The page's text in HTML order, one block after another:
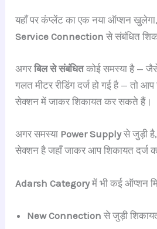
यहाँ पर कंप्लेंट का एक नया ऑप्शन
Service Connection से संबंधित
अगरबिल से संबंधितकोई समस्या है —
गलत मीटर रीडिंग दर्ज हो गई है — तो
सेक्शन में जाकर शिकायत कर सकते हैं।
अगर समस्या Power Supplyसे जुड़ी
सेक्शन है जहाँ जाकर आप शिकायत दर्ज
Adarsh Categoryमें भी कई ऑप्शन
New Connection से जुड़ी